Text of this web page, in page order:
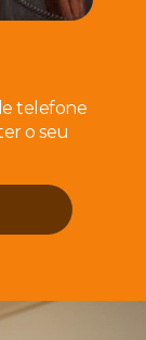
telefone
o seu